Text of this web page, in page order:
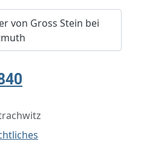
von Gross Stein bei